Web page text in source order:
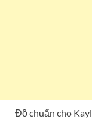
Đồ chuẩn cho